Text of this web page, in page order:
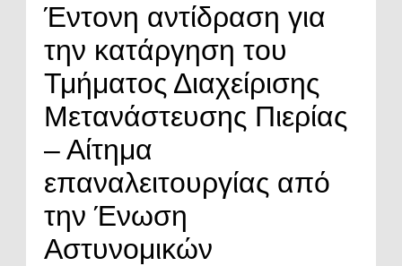
Έντονη αντίδραση για
την κατάργηση του
Τμήματος Διαχείρισης
Μετανάστευσης Πιερίας
– Αίτημα
επαναλειτουργίας από
την Ένωση
Αστυνομικών